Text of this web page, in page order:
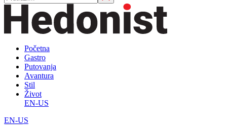
Početna
Gastro
Putovanja
Avantura
Stil
Život
EN-US
EN-US